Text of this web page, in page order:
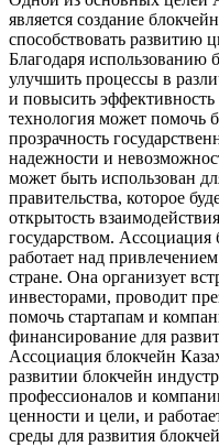
является создание
способствовать развитию
Благодаря использованию
улучшить процессы в
и повысить
технология может помочь
прозрачность
надежности и
может быть использован
правительства, которое
открытость
государством. Ассоциация
работает над
стране. Она организует
инвесторами, проводит
помочь стартапам и
финансирование для
Ассоциация блокчейн
развитии блокчейн
профессионалов и
ценности и цели, и
среды для развития